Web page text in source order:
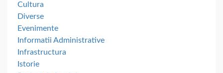
Cultura
Diverse
Evenimente
Informatii Administrative
Infrastructura
Istorie